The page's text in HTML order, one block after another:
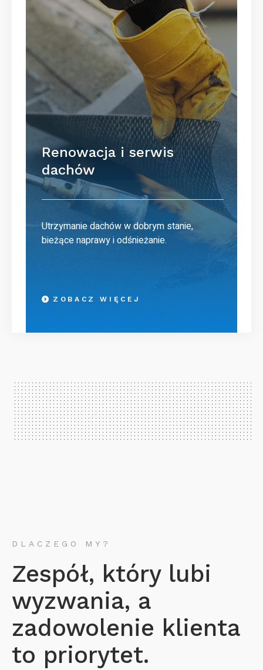
Renowacja i serwis
dachów
Utrzymanie dachów w dobrym stanie,
bieżące naprawy i odśnieżanie.
ZOBACZ WIĘCEJ
DLACZEGO MY?
Zespół, który lubi
wyzwania, a
zadowolenie klienta
to priorytet.